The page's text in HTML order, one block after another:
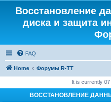
Восстановление
диска и защита
FAQ
Home Форумы R-TT
It is currently
ВОССТАНОВЛЕНИЕ